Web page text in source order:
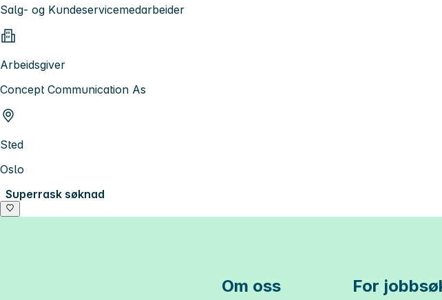
Salg- og Kundeservicemedarbeider
Arbeidsgiver
Concept Communication As
Sted
Oslo
Superrask søknad
Om oss For